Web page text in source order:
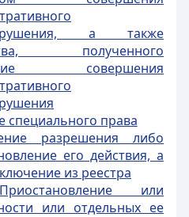
а также
полученного
совершения
специального права
разрешения либо
его действия, а
из реестра
или
или отдельных ее